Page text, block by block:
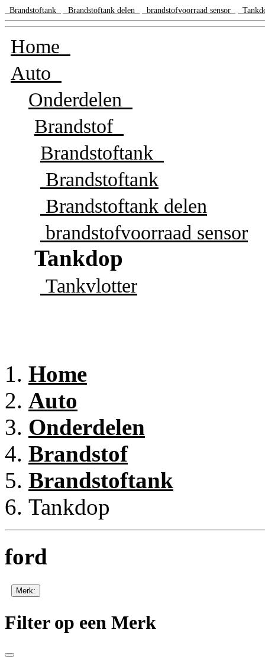
Brandstoftank Brandstoftank delen brandstofvoorraad sensor
Home
Auto
Onderdelen
Brandstof
Brandstoftank
Brandstoftank
Brandstoftank delen
brandstofvoorraad sensor
Tankdop
Tankvlotter
Home
Auto
Onderdelen
Brandstof
Brandstoftank
Tankdop
ford
Merk:
Filter op een Merk